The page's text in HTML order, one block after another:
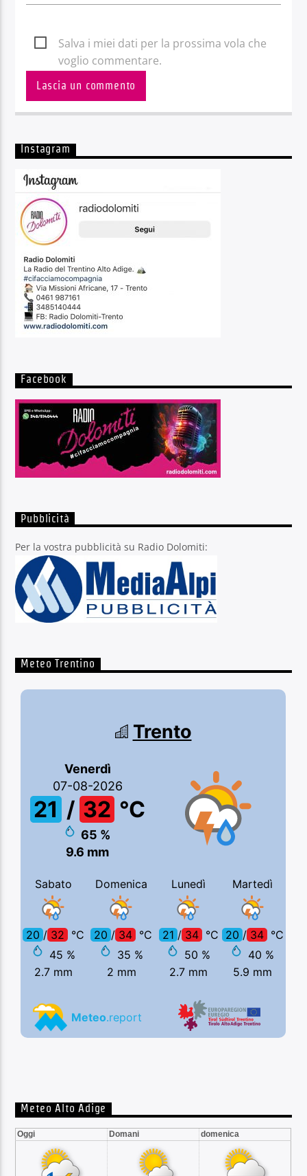
Salva i miei dati per la prossima vola che
voglio commentare.
Instagram
Facebook
Pubblicità
Per la vostra pubblicità su Radio Dolomiti:
Meteo Trentino
Meteo Alto Adige
Oggi Domani domenica